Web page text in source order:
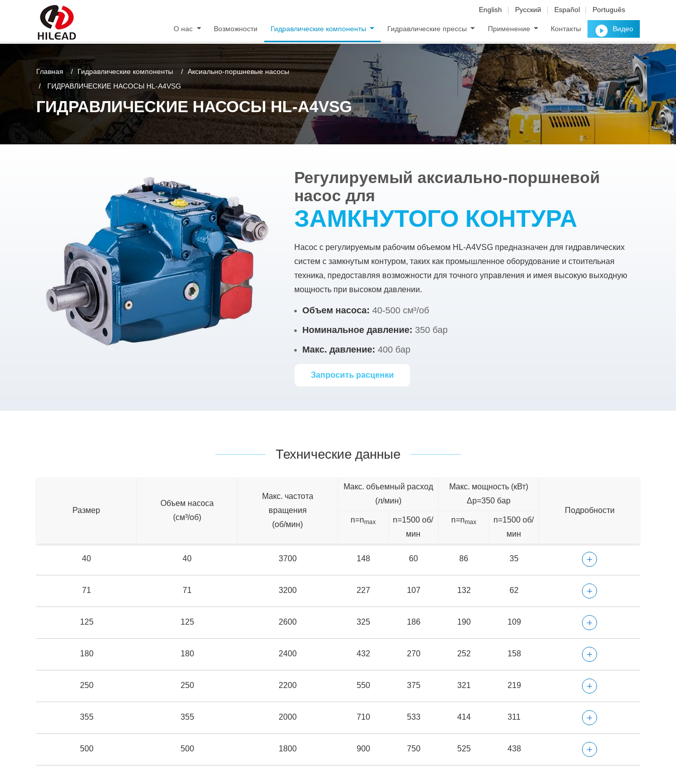
English Русский Español Português
О нас Возможности Гидравлические компоненты Гидравлические прессы Применение Контакты Видео
Главная Гидравлические компоненты
Аксиально-поршневые насосы
ГИДРАВЛИЧЕСКИЕ НАСОСЫ HL-A4VSG
ГИДРАВЛИЧЕСКИЕ НАСОСЫ HL-A4VSG
Регулируемый аксиально-поршневой
насос для
ЗАМКНУТОГО КОНТУРА
Насос с регулируемым рабочим объемом HL-A4VSG предназначен для гидравлических
систем с замкнутым контуром, таких как промышленное оборудование и стоительная
техника, предоставляя возможности для точного управления и имея высокую выходную
мощность при высоком давлении.
Объем насоса: 40-500 см³/об
Номинальное давление: 350 бар
Макс. давление: 400 бар
Запросить расценки
Технические данные
Размер
Объем насоса
(см³/об)
Макс. частота
вращения
(об/мин)
Макс. объемный расход
(л/мин)
n=nmax
n=1500 об/
мин
Макс. мощность (кВт)
Δp=350 бар
n=nmax
n=1500 об/
мин
Подробности
40 40 3700 148 60 86 35
71 71 3200 227 107 132 62
125 125 2600 325 186 190 109
180 180 2400 432 270 252 158
250 250 2200 550 375 321 219
355 355 2000 710 533 414 311
500 500 1800 900 750 525 438